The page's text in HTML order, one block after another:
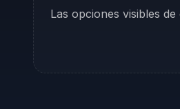
Las opciones visibles